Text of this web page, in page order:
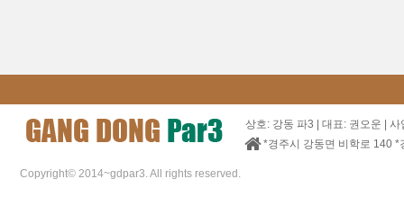
상호: 강동 파3 | 대표: 권오운 |
*경주시 강동면 비학로 140
Copyright© 2014~gdpar3. All rights reserved.